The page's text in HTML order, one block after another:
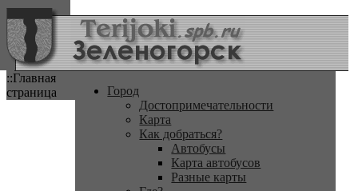
::Главная
страница
Город
Достопримечательности
Карта
Как добраться?
Автобусы
Карта автобусов
Разные карты